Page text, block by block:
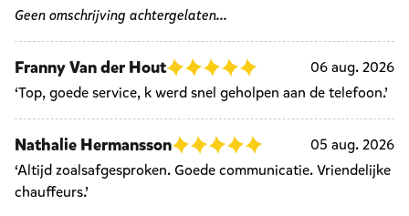
Geen omschrijving achtergelaten...
Franny Van der Hout
06 aug. 2026
‘Top, goede service, k werd snel geholpen aan de telefoon.’
Nathalie Hermansson
05 aug. 2026
‘Altijd zoalsafgesproken. Goede communicatie. Vriendelijke
chauffeurs.’